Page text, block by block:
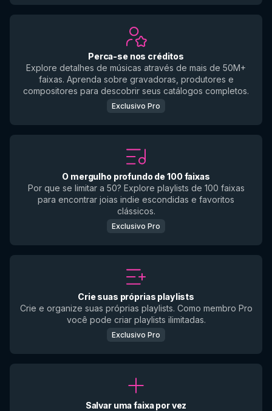
Perca-se nos créditos
Explore detalhes de músicas através de mais de 50M+
faixas. Aprenda sobre gravadoras, produtores e
compositores para descobrir seus catálogos completos.
Exclusivo Pro
O mergulho profundo de 100 faixas
Por que se limitar a 50? Explore playlists de 100 faixas
para encontrar joias indie escondidas e favoritos
clássicos.
Exclusivo Pro
Crie suas próprias playlists
Crie e organize suas próprias playlists. Como membro Pro
você pode criar playlists ilimitadas.
Exclusivo Pro
Salvar uma faixa por vez